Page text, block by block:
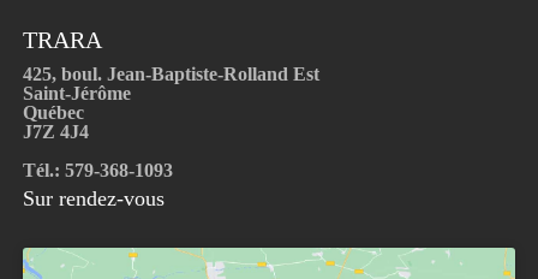
TRARA
425, boul. Jean-Baptiste-Rolland Est
Saint-Jérôme
Québec
J7Z 4J4
Tél.: 579-368-1093
Sur rendez-vous